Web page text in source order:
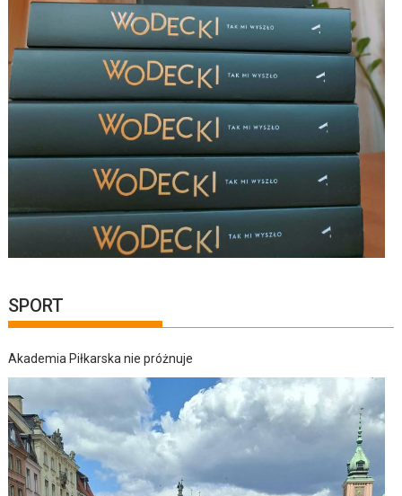
SPORT
Akademia Piłkarska nie próżnuje